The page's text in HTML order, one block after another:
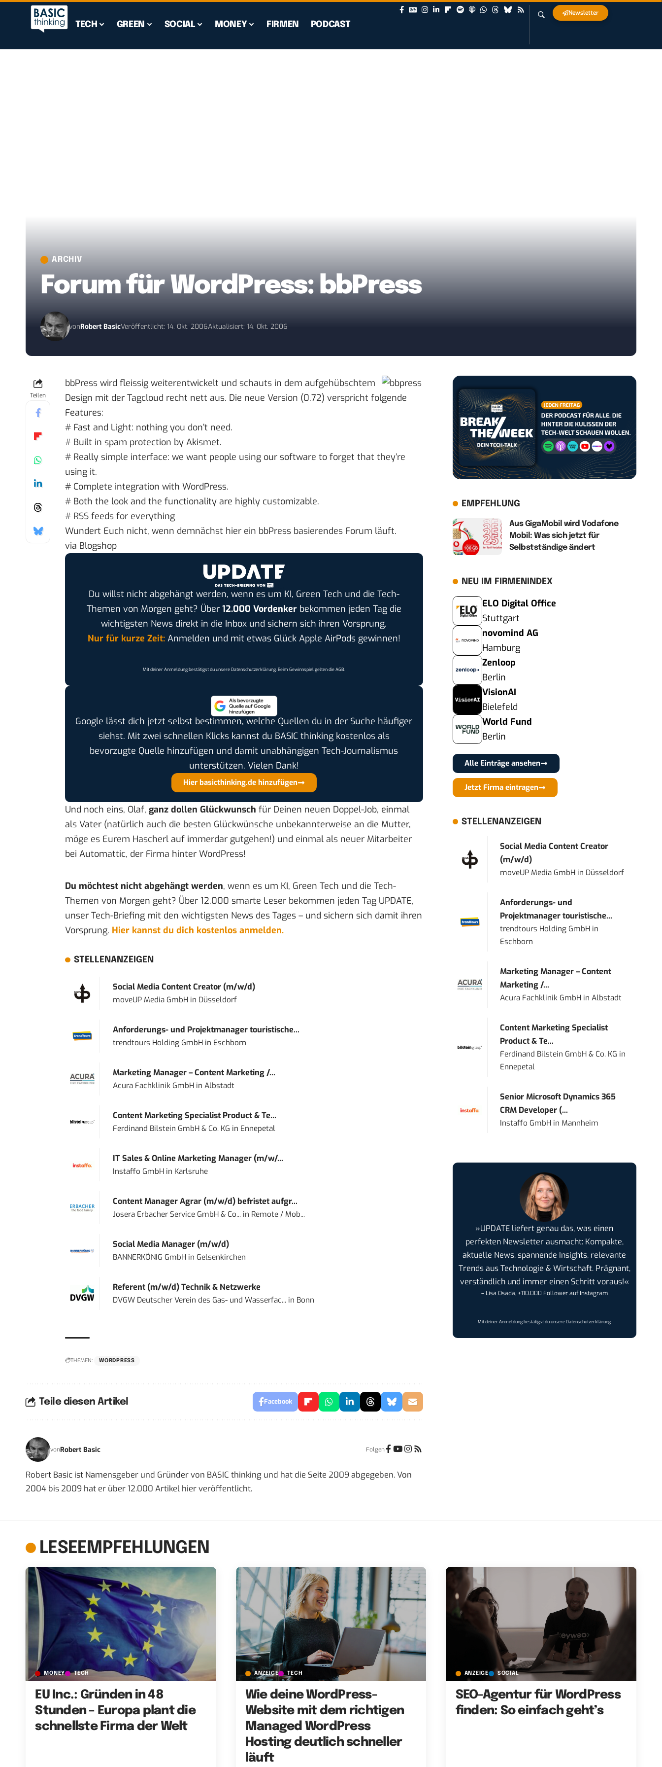
TECH GREEN SOCIAL MONEY FIRMEN PODCAST
Newsletter
ARCHIV
Forum für WordPress: bbPress
vonRobert BasicVeröffentlicht: 14. Okt. 2006Aktualisiert: 14. Okt. 2006
Teilen
bbPress wird fleissig weiterentwickelt und schauts in dem aufgehübschtem
Design mit der Tagcloud recht nett aus. Die neue Version (0.72) verspricht folgende
Features:
# Fast and Light: nothing you don’t need.
# Built in spam protection by Akismet.
# Really simple interface: we want people using our software to forget that they’re
using it.
# Complete integration with WordPress.
# Both the look and the functionality are highly customizable.
# RSS feeds for everything
Wundert Euch nicht, wenn demnächst hier ein bbPress basierendes Forum läuft.
via Blogshop
Du willst nicht abgehängt werden, wenn es um KI, Green Tech und die Tech-
Themen von Morgen geht? Über 12.000 Vordenkerbekommen jeden Tag die
wichtigsten News direkt in die Inbox und sichern sich ihren Vorsprung.
Nur für kurze Zeit:Anmelden und mit etwas Glück Apple AirPods gewinnen!
Mit deiner Anmeldung bestätigst du unsereDatenschutzerklärung. Beim Gewinnspiel gelten dieAGB.
Google lässt dich jetzt selbst bestimmen, welche Quellen du in der Suche häufiger
siehst. Mit zwei schnellen Klicks kannst du BASIC thinking kostenlos als
bevorzugte Quelle hinzufügen und damit unabhängigen Tech-Journalismus
unterstützen. Vielen Dank!
Hier basicthinking.de hinzufügen
Und noch eins, Olaf, ganz dollen Glückwunsch für Deinen neuen Doppel-Job, einmal
als Vater (natürlich auch die besten Glückwünsche unbekannterweise an die Mutter,
möge es Eurem Hascherl auf immerdar gutgehen!) und einmal als neuer Mitarbeiter
bei Automattic, der Firma hinter WordPress!
Du möchtest nicht abgehängt werden, wenn es um KI, Green Tech und die Tech-
Themen von Morgen geht? Über 12.000 smarte Leser bekommen jeden Tag UPDATE,
unser Tech-Briefing mit den wichtigsten News des Tages – und sichern sich damit ihren
Vorsprung. Hier kannst du dich kostenlos anmelden.
STELLENANZEIGEN
Social Media Content Creator (m/w/d)
moveUP Media GmbHin Düsseldorf
Anforderungs- und Projektmanager touristische...
trendtours Holding GmbHin Eschborn
Marketing Manager – Content Marketing /...
Acura Fachklinik GmbHin Albstadt
Content Marketing Specialist Product & Te...
Ferdinand Bilstein GmbH & Co. KG in Ennepetal
IT Sales & Online Marketing Manager (m/w/...
Instaffo GmbHin Karlsruhe
Content Manager Agrar (m/w/d) befristet aufgr...
Josera Erbacher Service GmbH & Co...in Remote / Mob...
Social Media Manager (m/w/d)
BANNERKÖNIG GmbHin Gelsenkirchen
Referent (m/w/d) Technik & Netzwerke
DVGW Deutscher Verein des Gas- und Wasserfac...in Bonn
THEMEN: WORDPRESS
Teile diesen Artikel Facebook
vonRobert Basic Folgen
Robert Basic ist Namensgeber und Gründer von BASIC thinking und hat die Seite 2009 abgegeben. Von
2004 bis 2009 hat er über 12.000 Artikel hier veröffentlicht.
EMPFEHLUNG
Aus GigaMobil wird Vodafone
Mobil: Was sich jetzt für
Selbstständige ändert
NEU IM FIRMENINDEX
ELO Digital Office
Stuttgart
novomind AG
Hamburg
Zenloop
Berlin
VisionAI
Bielefeld
World Fund
Berlin
Alle Einträge ansehen
Jetzt Firma eintragen
STELLENANZEIGEN
Social Media Content Creator
(m/w/d)
moveUP Media GmbH in Düsseldorf
Anforderungs- und
Projektmanager touristische...
trendtours Holding GmbH in
Eschborn
Marketing Manager – Content
Marketing /...
Acura Fachklinik GmbH inAlbstadt
Content Marketing Specialist
Product & Te...
Ferdinand Bilstein GmbH & Co. KG in
Ennepetal
Senior Microsoft Dynamics 365
CRM Developer (...
Instaffo GmbH in Mannheim
»UPDATE liefert genau das, was einen
perfekten Newsletter ausmacht: Kompakte,
aktuelle News, spannende Insights, relevante
Trends aus Technologie & Wirtschaft. Prägnant,
verständlich und immer einen Schritt voraus!«
– Lisa Osada, +110.000 Follower auf Instagram
Mit deiner Anmeldung bestätigst du unsereDatenschutzerklärung
LESEEMPFEHLUNGEN
MONEY TECH
EU Inc.: Gründen in 48
Stunden – Europa plant die
schnellste Firma der Welt
ANZEIGE TECH
Wie deine WordPress-
Website mit dem richtigen
Managed WordPress
Hosting deutlich schneller
läuft
ANZEIGE SOCIAL
SEO-Agentur für WordPress
finden: So einfach geht’s